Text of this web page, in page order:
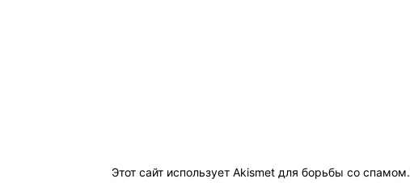
Этот сайт использует Akismet для борьбы со спамом.